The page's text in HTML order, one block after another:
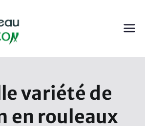
variété de
en rouleaux